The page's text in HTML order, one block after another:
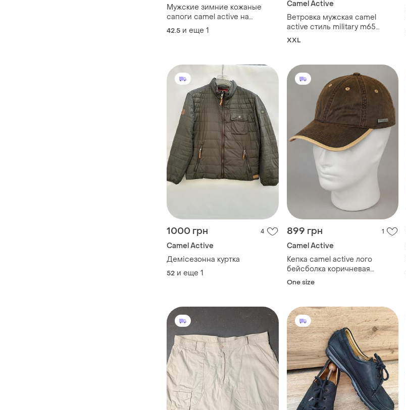
Мужские зимние кожаные
сапоги camel active на
натуральном меху
42.5 и еще 1
Camel Active
Ветровка мужская camel
active стиль military m65
немецкий размер 56
XXL
1000 грн 4
Camel Active
Демісезонна куртка
52 и еще 1
899 грн 1
Camel Active
Кепка camel active лого
бейсболка коричневая
текстильная мужская женская
timberland columbia
One size